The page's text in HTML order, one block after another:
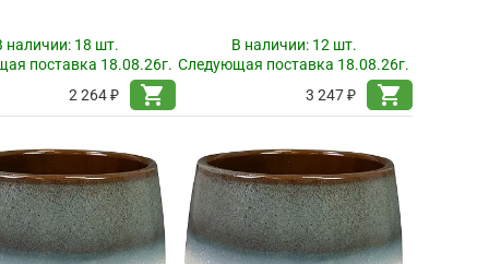
наличии: 18 шт.
поставка 18.08.26г.
2 264 ₽
shopping_cart
В наличии: 12 шт.
Следующая поставка 18.08.26г.
3 247 ₽
shopping_cart